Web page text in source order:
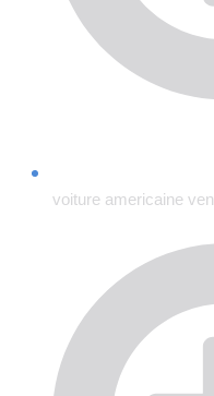
voiture americaine